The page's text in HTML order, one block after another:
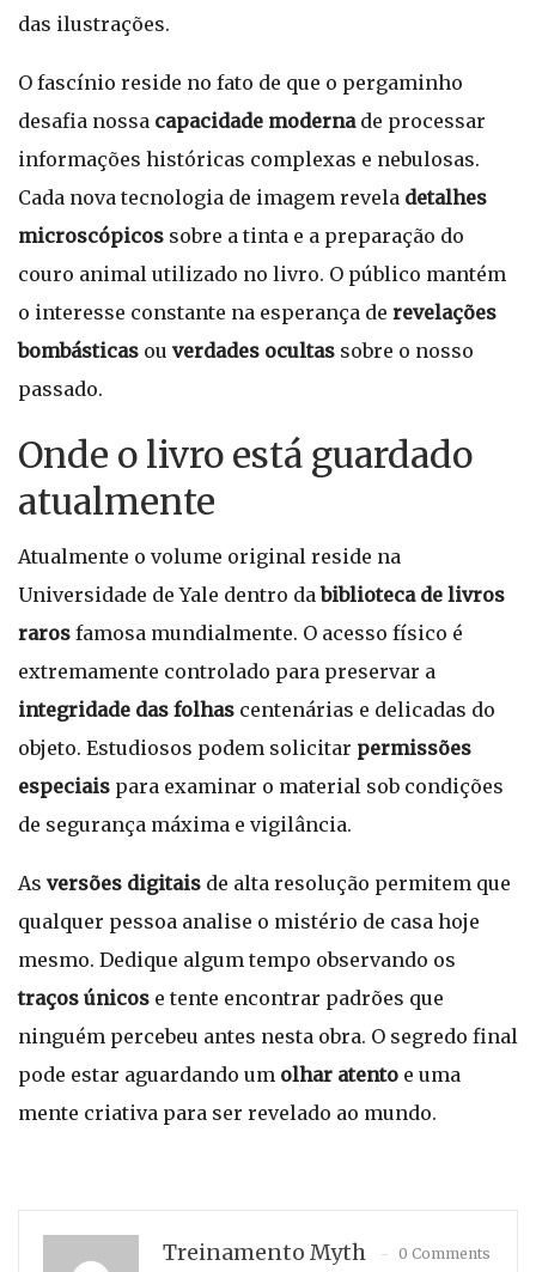
das ilustrações.
O fascínio reside no fato de que o pergaminho
desafia nossa capacidade modernade processar
informações históricas complexas e nebulosas.
Cada nova tecnologia de imagem revela detalhes
microscópicos sobre a tinta e a preparação do
couro animal utilizado no livro. O público mantém
o interesse constante na esperança de revelações
bombásticas ou verdades ocultas sobre o nosso
passado.
Onde o livro está guardado
atualmente
Atualmente o volume original reside na
Universidade de Yale dentro dabiblioteca de livros
raros famosa mundialmente. O acesso físico é
extremamente controlado para preservar a
integridade das folhas centenárias e delicadas do
objeto. Estudiosos podem solicitar permissões
especiais para examinar o material sob condições
de segurança máxima e vigilância.
As versões digitais de alta resolução permitem que
qualquer pessoa analise o mistério de casa hoje
mesmo. Dedique algum tempo observando os
traços únicos e tente encontrar padrões que
ninguém percebeu antes nesta obra. O segredo final
pode estar aguardando um olhar atento e uma
mente criativa para ser revelado ao mundo.
Treinamento Myth 0 Comments